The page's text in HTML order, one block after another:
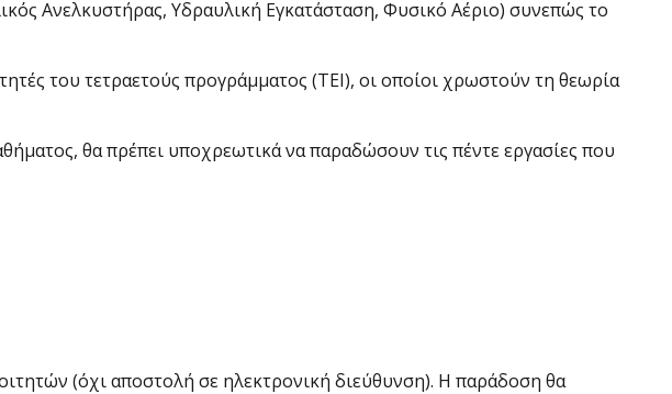
Ανελκυστήρας, Υδραυλική Εγκατάσταση, Φυσικό Αέριο) συνεπώς το
του τετραετούς προγράμματος (ΤΕΙ), οι οποίοι χρωστούν τη θεωρία
θα πρέπει υποχρεωτικά να παραδώσουν τις πέντε εργασίες που
(όχι αποστολή σε ηλεκτρονική διεύθυνση). Η παράδοση θα